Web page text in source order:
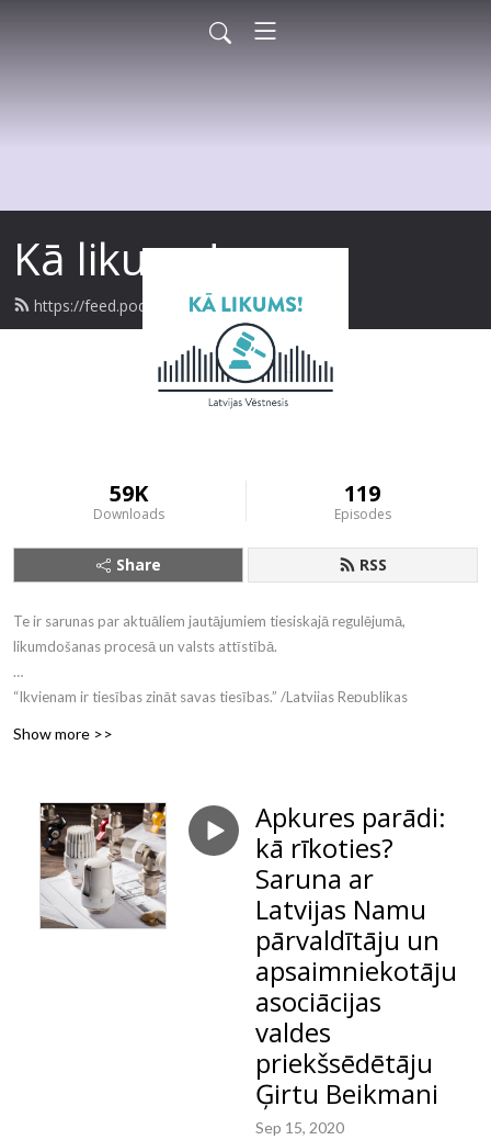
Kā likums!
https://feed.podbean.com/kalikums/feed.xml
59K
Downloads
119
Episodes
Share RSS
Te ir sarunas par aktuāliem jautājumiem tiesiskajā regulējumā,
likumdošanas procesā un valsts attīstībā.
“Ikvienam ir tiesības zināt savas tiesības.” /Latvijas Republikas
Show more >>
Apkures parādi:
kā rīkoties?
Saruna ar
Latvijas Namu
pārvaldītāju un
apsaimniekotāju
asociācijas
valdes
priekšsēdētāju
Ģirtu Beikmani
Sep 15, 2020